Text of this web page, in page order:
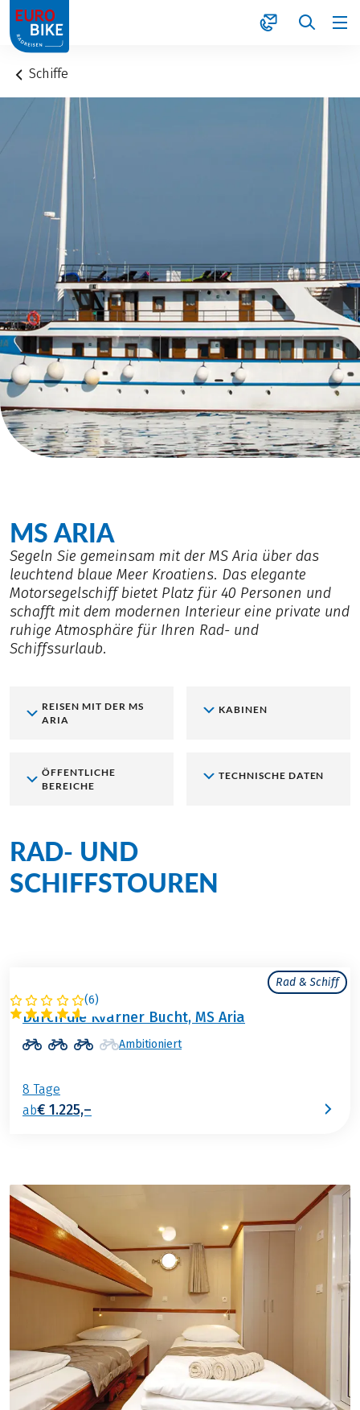
1
Schiffe
MS ARIA
Segeln Sie gemeinsam mit der MS Aria über das
leuchtend blaue Meer Kroatiens. Das elegante
Motorsegelschiff bietet Platz für 40 Personen und
schafft mit dem modernen Interieur eine private und
ruhige Atmosphäre für Ihren Rad- und
Schiffssurlaub.
REISEN MIT DER MS
ARIA
KABINEN
ÖFFENTLICHE
BEREICHE
TECHNISCHE DATEN
RAD- UND
SCHIFFSTOUREN
Rad & Schiff
(6)
KROATIEN
Durch die Kvarner Bucht, MS Aria
Ambitioniert
8 Tage
ab€ 1.225,–